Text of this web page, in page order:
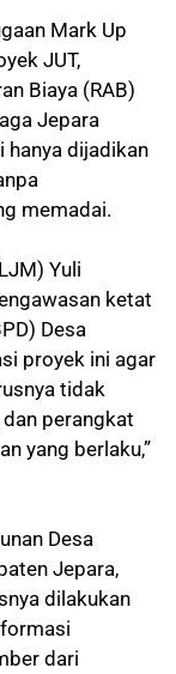
Mark Up
JUT,
Biaya (RAB)
Jepara
hanya dijadikan
memadai.
Yuli
ketat
Desa
proyek ini agar
tidak
perangkat
yang berlaku,”
Desa
Jepara,
dilakukan
dari